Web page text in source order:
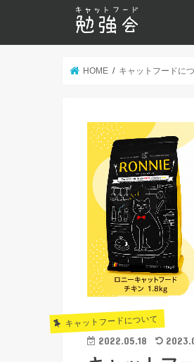
HOME キャットフードに
キャットフードについて
2022.05.18